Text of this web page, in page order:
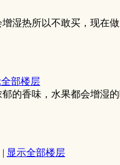
湿热所以不敢买，现在
全部楼层
的香味，水果都会增湿
| 显示全部楼层